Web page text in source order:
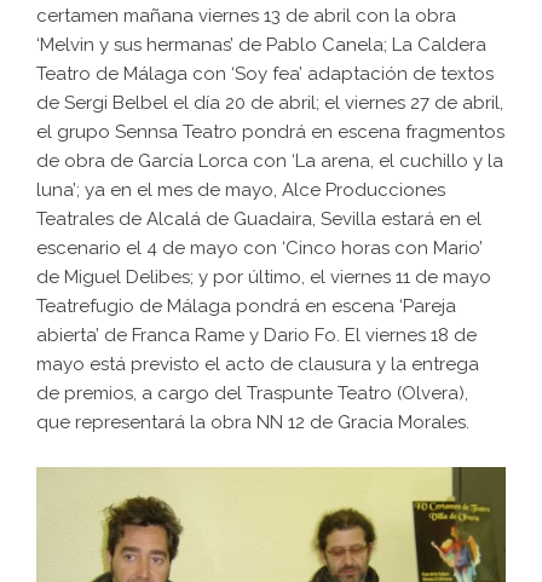
certamen mañana viernes 13 de abril con la obra
‘Melvin y sus hermanas’ de Pablo Canela; La Caldera
Teatro de Málaga con ‘Soy fea’ adaptación de textos
de Sergi Belbel el día 20 de abril; el viernes 27 de abril,
el grupo Sennsa Teatro pondrá en escena fragmentos
de obra de García Lorca con ‘La arena, el cuchillo y la
luna’; ya en el mes de mayo, Alce Producciones
Teatrales de Alcalá de Guadaira, Sevilla estará en el
escenario el 4 de mayo con ‘Cinco horas con Mario’
de Miguel Delibes; y por último, el viernes 11 de mayo
Teatrefugio de Málaga pondrá en escena ‘Pareja
abierta’ de Franca Rame y Dario Fo. El viernes 18 de
mayo está previsto el acto de clausura y la entrega
de premios, a cargo del Traspunte Teatro (Olvera),
que representará la obra NN 12 de Gracia Morales.